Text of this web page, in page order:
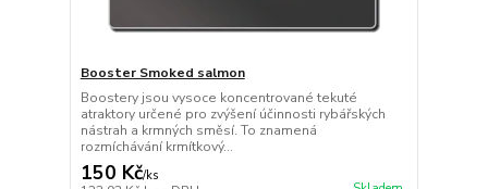
Booster Smoked salmon
Boostery jsou vysoce koncentrované tekuté
atraktory určené pro zvýšení účinnosti rybářských
nástrah a krmných směsí. To znamená
rozmíchávání krmítkový...
150 Kč/ks